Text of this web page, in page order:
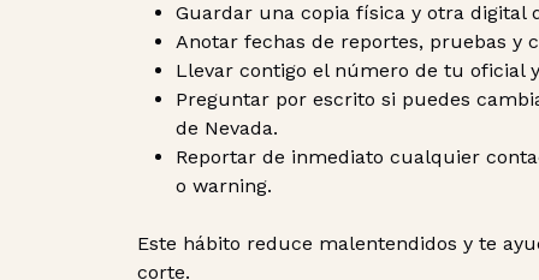
Guardar una copia física y otra digital
Anotar fechas de reportes, pruebas y
Llevar contigo el número de tu oficial
Preguntar por escrito si puedes
de Nevada.
Reportar de inmediato cualquier
o warning.
Este hábito reduce malentendidos y te
corte.